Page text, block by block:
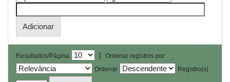
Resultados/Página |
Ordenar registros por
Ordenar
Registro(s)